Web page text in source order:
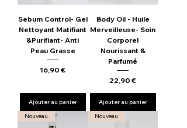
Sebum Control- Gel
Nettoyant Matifiant
&Purifiant- Anti
Peau Grasse
Prix
16,90 €
Ajouter au panier
Body Oil - Huile
Merveilleuse- Soin
Corporel
Nourissant &
Parfumé
Prix
22,90 €
Ajouter au panier
Nouveau
Nouveau